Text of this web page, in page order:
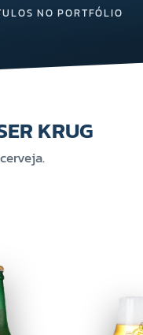
NO PORTFÓLIO
KRUG